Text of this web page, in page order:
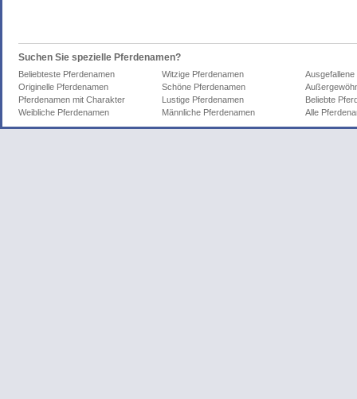
Suchen Sie spezielle Pferdenamen?
Beliebteste Pferdenamen Witzige Pferdenamen
Originelle Pferdenamen
Schöne Pferdenamen
Pferdenamen mit Charakter
Lustige Pferdenamen
Beliebte
Weibliche Pferdenamen
Männliche Pferdenamen Alle